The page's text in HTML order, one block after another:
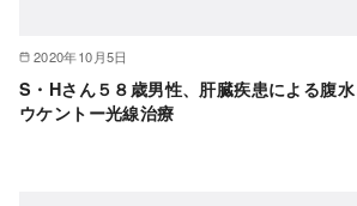
2020年10月5日
S・Hさん５８歳男性、肝臓疾患による腹
ウケントー光線治療